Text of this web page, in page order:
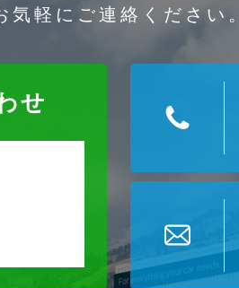
気軽にご連絡ください。
せ